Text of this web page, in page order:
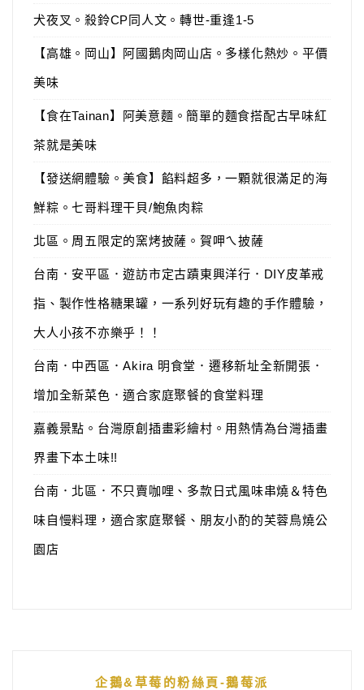
犬夜叉。殺鈴CP同人文。轉世-重逢1-5
【高雄。岡山】阿國鵝肉岡山店。多樣化熱炒。平價
美味
【食在Tainan】阿美意麵。簡單的麵食搭配古早味紅
茶就是美味
【發送網體驗。美食】餡料超多，一顆就很滿足的海
鮮粽。七哥料理干貝/鮑魚肉粽
北區。周五限定的窯烤披薩。賀呷ㄟ披薩
台南．安平區．遊訪市定古蹟東興洋行．DIY皮革戒
指、製作性格糖果罐，一系列好玩有趣的手作體驗，
大人小孩不亦樂乎！！
台南．中西區．Akira 明食堂．遷移新址全新開張．
增加全新菜色．適合家庭聚餐的食堂料理
嘉義景點。台灣原創插畫彩繪村。用熱情為台灣插畫
界畫下本土味!!
台南．北區．不只賣咖哩、多款日式風味串燒＆特色
味自慢料理，適合家庭聚餐、朋友小酌的芙蓉鳥燒公
園店
企鵝&草莓的粉絲頁-鵝莓派